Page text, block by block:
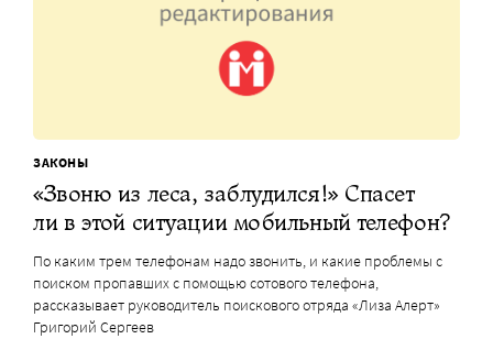
ЗАКОНЫ
«Звоню из леса, заблудился!» Спасет
ли в этой ситуации мобильный телефон?
По каким трем телефонам надо звонить, и какие проблемы с
поиском пропавших с помощью сотового телефона,
рассказывает руководитель поискового отряда «Лиза Алерт»
Григорий Сергеев